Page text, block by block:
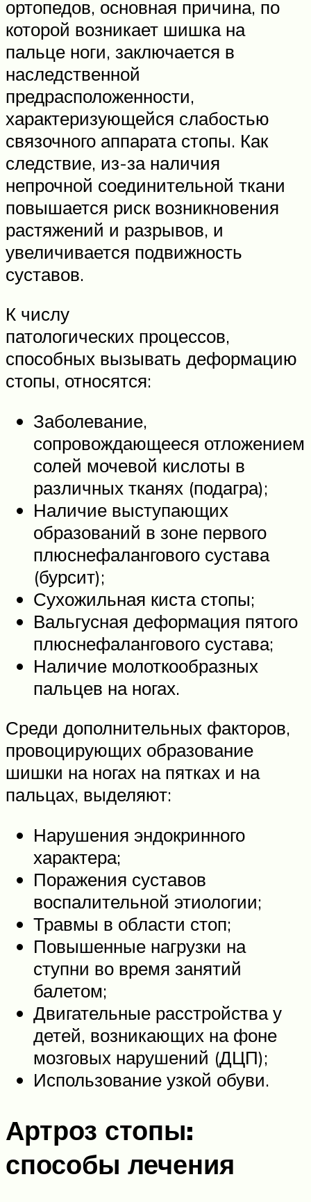
ортопедов, основная причина, по
которой возникает шишка на
пальце ноги, заключается в
наследственной
предрасположенности,
характеризующейся слабостью
связочного аппарата стопы. Как
следствие, из-за наличия
непрочной соединительной ткани
повышается риск возникновения
растяжений и разрывов, и
увеличивается подвижность
суставов.
К числу
патологических процессов,
способных вызывать деформацию
стопы, относятся:
Заболевание,
сопровождающееся отложением
солей мочевой кислоты в
различных тканях (подагра);
Наличие выступающих
образований в зоне первого
плюснефалангового сустава
(бурсит);
Сухожильная киста стопы;
Вальгусная деформация пятого
плюснефалангового сустава;
Наличие молоткообразных
пальцев на ногах.
Среди дополнительных факторов,
провоцирующих образование
шишки на ногах на пятках и на
пальцах, выделяют:
Нарушения эндокринного
характера;
Поражения суставов
воспалительной этиологии;
Травмы в области стоп;
Повышенные нагрузки на
ступни во время занятий
балетом;
Двигательные расстройства у
детей, возникающих на фоне
мозговых нарушений (ДЦП);
Использование узкой обуви.
Артроз стопы:
способы лечения